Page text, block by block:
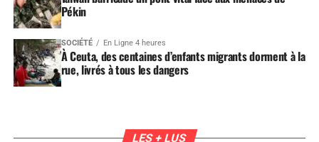
Pékin
SOCIÉTÉ En Ligne 4 heures
À Ceuta, des centaines d’enfants migrants dorment à la
rue, livrés à tous les dangers
LES + LUS